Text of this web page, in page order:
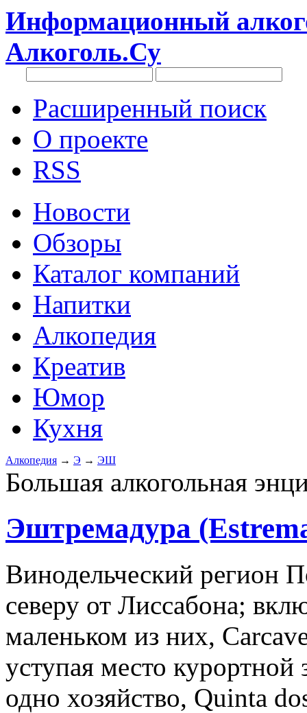
Информационный
Алкоголь.Су
Расширенный поиск
О проекте
RSS
Новости
Обзоры
Каталог компаний
Напитки
Алкопедия
Креатив
Юмор
Кухня
Алкопедия → Э → ЭШ
Большая алкогольная
Эштремадура
Винодельческий регион
северу от Лиссабона;
маленьком из них,
уступая место курортной
одно хозяйство, Quinta